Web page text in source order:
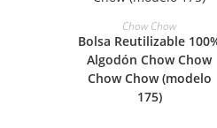
SELECCIONAR
Chow Chow
Bolsa Reutilizable
Algodón Chow Chow
Chow Chow (modelo
175)